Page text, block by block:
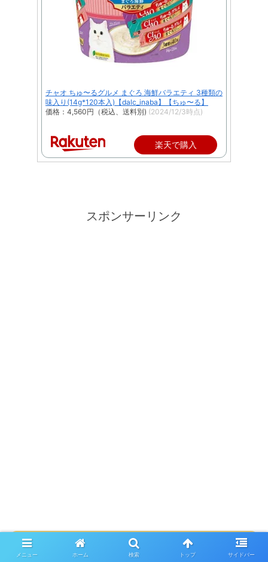
チャオ ちゅ〜るグルメ まぐろ 海鮮バラエティ 3種類の
味入り(14g*120本入)【dalc_inaba】【ちゅ〜る】
価格：4,560円（税込、送料別) (2024/12/3時点)
楽天で購入
スポンサーリンク
お得に予約したい方へ
メニュー ホーム 検索 トップ サイドバー